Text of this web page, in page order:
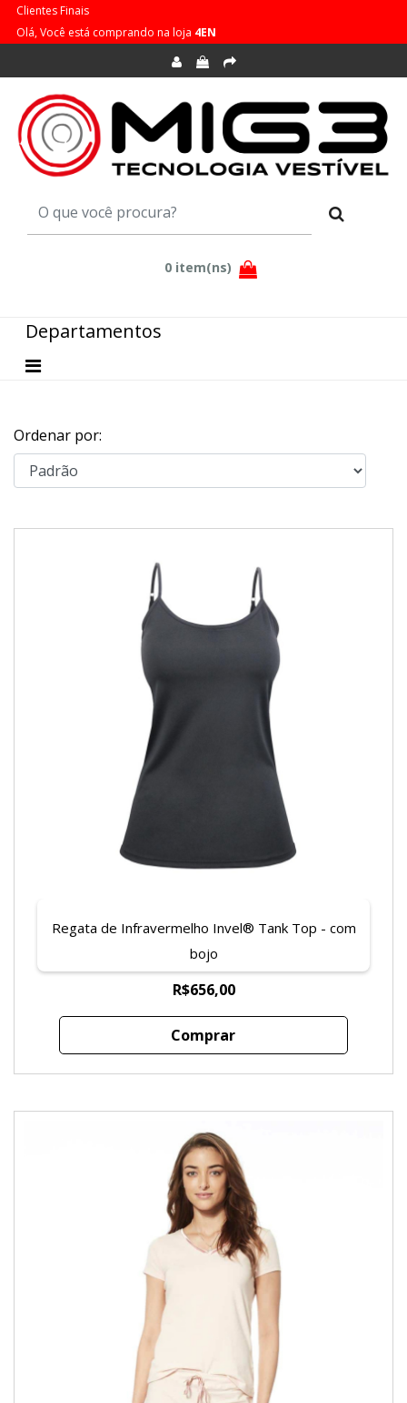
Clientes Finais
Olá, Você está comprando na loja 4EN
Departamentos
Ordenar por:
Regata de Infravermelho Invel® Tank Top - com
bojo
R$656,00
Comprar